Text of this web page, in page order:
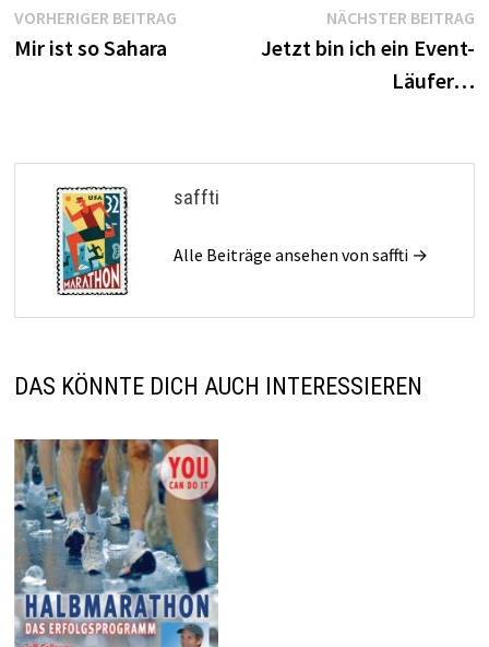
Beitragsnavigation
VORHERIGER BEITRAGVorheriger
Mir ist so Sahara
NÄCHSTER BEITRAG
Jetzt bin ich ein Event-
Läufer…
saffti
Alle Beiträge ansehen von saffti →
DAS KÖNNTE DICH AUCH INTERESSIEREN